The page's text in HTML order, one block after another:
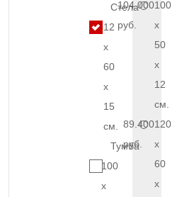
Стела
12
x
60
x
15
см.
Тумба
100
x
104.000
руб.
100
x
50
x
12
см.
89.400
руб.
120
x
60
x